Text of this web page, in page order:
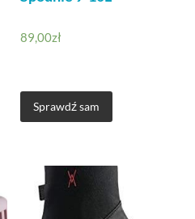
89,00zł
Sprawdź sam